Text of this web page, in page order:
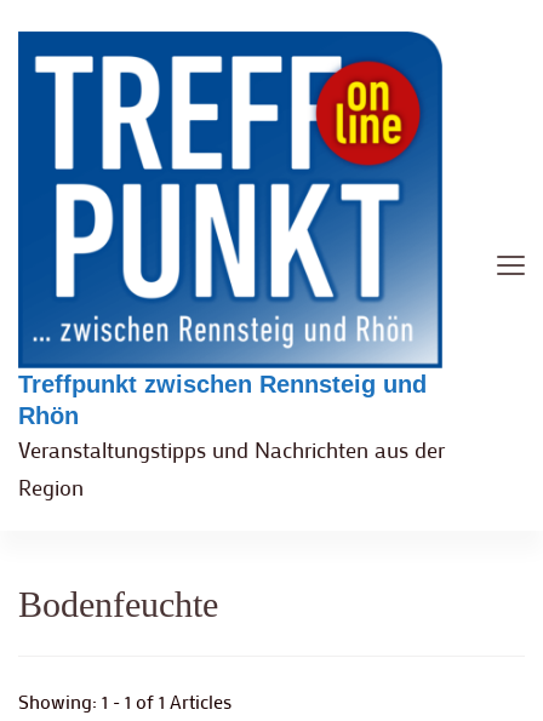
Treffpunkt zwischen Rennsteig und
Rhön
Veranstaltungstipps und Nachrichten aus der
Region
Bodenfeuchte
Showing: 1 - 1 of 1 Articles